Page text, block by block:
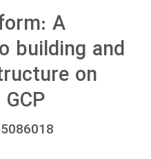
A
building and
on